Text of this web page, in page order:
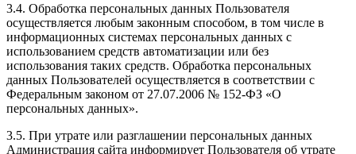
3.4. Обработка персональных данных Пользователя
осуществляется любым законным способом, в том числе в
информационных системах персональных данных с
использованием средств автоматизации или без
использования таких средств. Обработка персональных
данных Пользователей осуществляется в соответствии с
Федеральным законом от 27.07.2006 № 152-ФЗ «О
персональных данных».
3.5. При утрате или разглашении персональных данных
Администрация сайта информирует Пользователя об утрате